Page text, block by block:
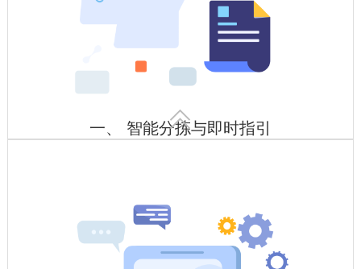
一、 智能分拣与即时指引
